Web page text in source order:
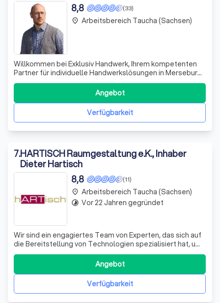
(33)
8,8
Willkommen bei Exklusiv Handwerk, Ihrem kompetenten
Partner für individuelle Handwerkslösungen in Merseburg
und Leuna. In einer Zeit der Vereinfachung und
Standardisierung setzen wir auf Individualität und erfüllen
Ihre Wünsche, damit Sie sich in Ihren Räumen rundum
wohlfühlen können. Mit unserer la
Verfügbarkeit
Angebot
place Arbeitsbereich Taucha (Sachsen)
7.HARTISCH Raumgestaltung e.K., Inhaber
Dieter Hartisch
(11)
8,8
Wir sind ein engagiertes Team von Experten, das sich auf
die Bereitstellung von Technologien spezialisiert hat, um
ein optimales Online-Erlebnis zu bieten. Unsere
Hauptaufgabe besteht darin, Geräteinformationen zu
speichern und darauf zuzugreifen, um die Nutzung
unserer Website zu verbessern und zu
Verfügbarkeit
Angebot
place Arbeitsbereich Taucha (Sachsen)
timelapse Vor 22 Jahren gegründet